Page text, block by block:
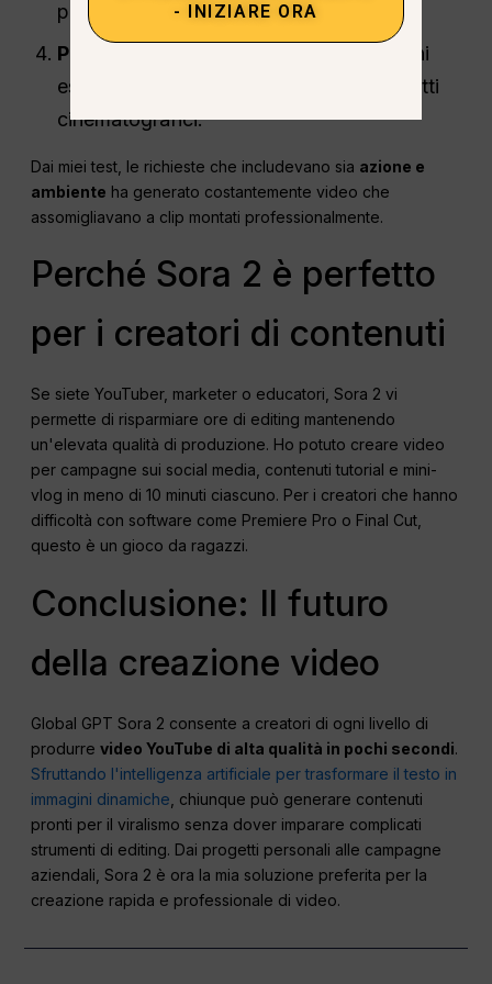
paragrafi lunghi.
Preset di prova:
Alcune preimpostazioni
esaltano determinati stati d'animo o effetti
cinematografici.
Dai miei test, le richieste che includevano sia azione e
ambiente ha generato costantemente video che
assomigliavano a clip montati professionalmente.
Perché Sora 2 è perfetto
per i creatori di contenuti
Se siete YouTuber, marketer o educatori, Sora 2 vi
permette di risparmiare ore di editing mantenendo
un'elevata qualità di produzione. Ho potuto creare video
per campagne sui social media, contenuti tutorial e mini-
vlog in meno di 10 minuti ciascuno. Per i creatori che hanno
difficoltà con software come Premiere Pro o Final Cut,
questo è un gioco da ragazzi.
Conclusione: Il futuro
della creazione video
Global GPT Sora 2 consente a creatori di ogni livello di
produrrevideo YouTube di alta qualità in pochi secondi.
Sfruttando l'intelligenza artificiale per trasformare il testo in
immagini dinamiche , chiunque può generare contenuti
pronti per il viralismo senza dover imparare complicati
strumenti di editing. Dai progetti personali alle campagne
aziendali, Sora 2 è ora la mia soluzione preferita per la
creazione rapida e professionale di video.
- INIZIARE ORA